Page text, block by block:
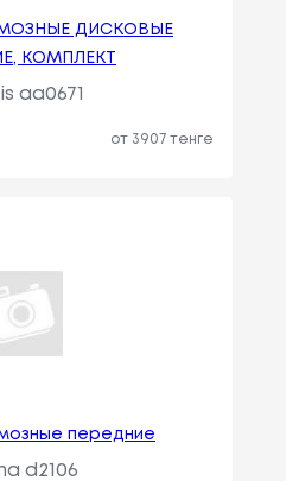
ДИСКОВЫЕ
КОМПЛЕКТ
aa0671
от 3907 тенге
передние
d2106